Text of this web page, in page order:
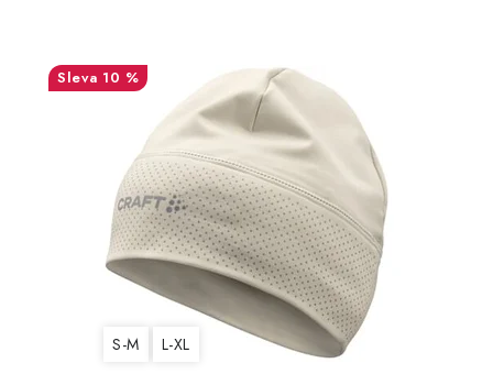
10 %
S-M L-XL